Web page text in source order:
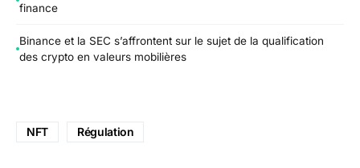
finance
Binance et la SEC s’affrontent sur le sujet de la qualification
des crypto en valeurs mobilières
NFT Régulation